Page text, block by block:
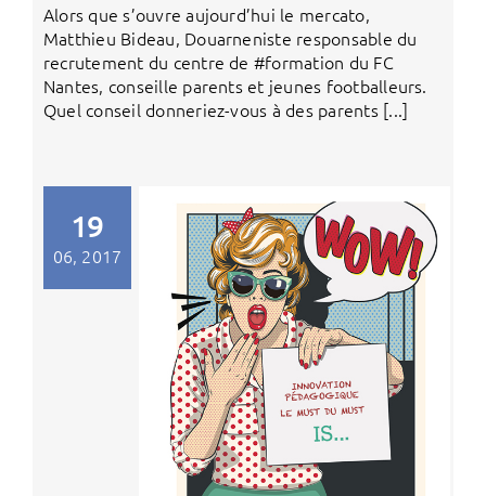
Alors que s’ouvre aujourd’hui le mercato,
Matthieu Bideau, Douarneniste responsable du
recrutement du centre de #formation du FC
Nantes, conseille parents et jeunes footballeurs.
Quel conseil donneriez-vous à des parents [...]
19
06, 2017